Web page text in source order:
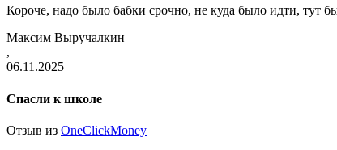
Короче, надо было бабки срочно, не куда было идти, тут
Максим Выручалкин
,
06.11.2025
Спасли к школе
Отзыв из OneClickMoney